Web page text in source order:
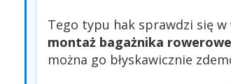
Tego typu hak sprawdzi się
montaż bagażnika
można go błyskawicznie